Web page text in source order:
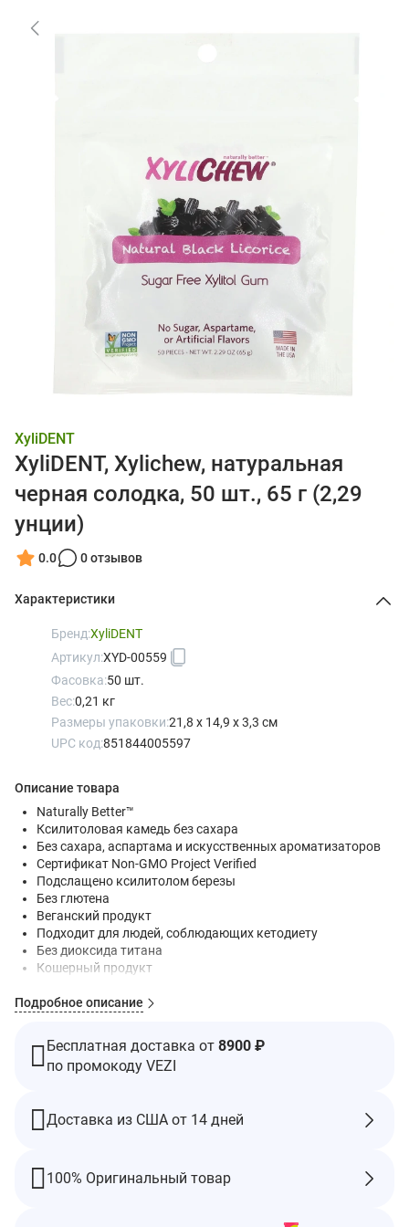
XyliDENT
XyliDENT, Xylichew, натуральная
черная солодка, 50 шт., 65 г (2,29
унции)
0.0 0 отзывов
Характеристики
Бренд:XyliDENT
Артикул:XYD-00559
Фасовка:50 шт.
Вес:0,21 кг
Размеры упаковки:21,8 x 14,9 x 3,3 см
UPC код:851844005597
Описание товара
Naturally Better™
Ксилитоловая камедь без сахара
Без сахара, аспартама и искусственных ароматизаторов
Сертификат Non-GMO Project Verified
Подслащено ксилитолом березы
Без глютена
Веганский продукт
Подходит для людей, соблюдающих кетодиету
Без диоксида титана
Кошерный продукт
Мы подсластием Xylichew
из экологически чистых лесов США. Ксилитол помогает
сокращая количество кислотообразующих бактерий, которые
разъедают зубную эмаль.
Ксилитол, жевательная основа, растительный глицерин,
натуральные ароматизаторы «Анис» и «черная солодка»,
воск.
Производится на предприятии, где обрабатываются соя.
Подробное описание
Бесплатная доставка от 8900 ₽
по промокоду VEZI
Доставка из США от 14 дней
100% Оригинальный товар